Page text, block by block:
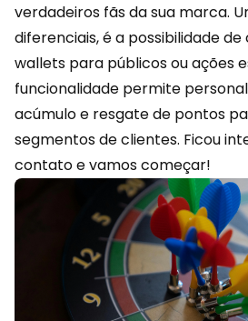
verdadeiros fãs da sua marca.
diferenciais, é a possibilidade
wallets para públicos ou ações
funcionalidade permite
acúmulo e resgate de pontos
segmentos de clientes. Ficou
contatoe vamos começar!